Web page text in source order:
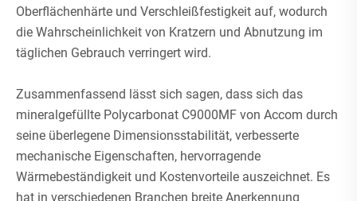
Oberflächenhärte und Verschleißfestigkeit auf, wodurch
die Wahrscheinlichkeit von Kratzern und Abnutzung im
täglichen Gebrauch verringert wird.
Zusammenfassend lässt sich sagen, dass sich das
mineralgefüllte Polycarbonat C9000MF von Accom durch
seine überlegene Dimensionsstabilität, verbesserte
mechanische Eigenschaften, hervorragende
Wärmebeständigkeit und Kostenvorteile auszeichnet. Es
hat in verschiedenen Branchen breite Anerkennung